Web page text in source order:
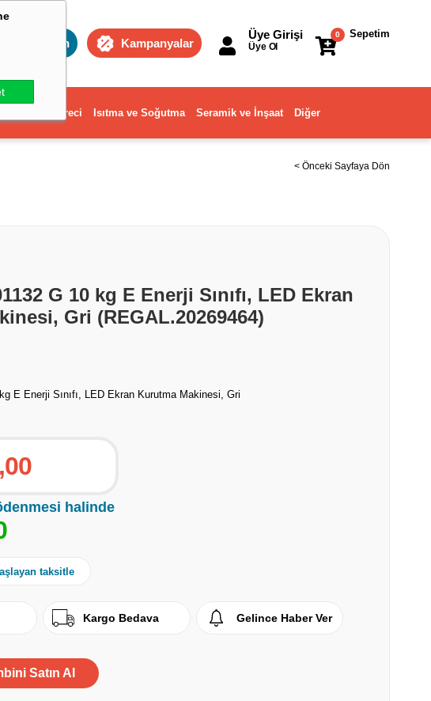
Toptan Kampanyalar
Sepetim
0
Üye Girişi
Üye Ol
ve Ev Gereci Isıtma ve Soğutma Seramik ve İnşaat Diğer
< Önceki Sayfaya Dön
G 10 kg E Enerji Sınıfı, LED Ekran
Gri (REGAL.20269464)
E Enerji Sınıfı, LED Ekran Kurutma Makinesi, Gri
halinde
taksitle
Kargo Bedava Gelince Haber Ver
Satın Al